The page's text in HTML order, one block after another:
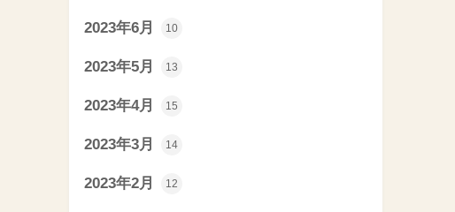
2023年6月 10
2023年5月 13
2023年4月 15
2023年3月 14
2023年2月 12